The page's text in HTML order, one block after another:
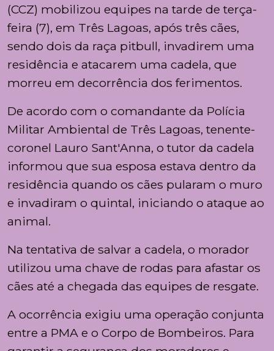
(CCZ) mobilizou equipes na tarde de terça-
feira (7), em Três Lagoas, após três cães,
sendo dois da raça pitbull, invadirem uma
residência e atacarem uma cadela, que
morreu em decorrência dos ferimentos.
De acordo com o comandante da Polícia
Militar Ambiental de Três Lagoas, tenente-
coronel Lauro Sant'Anna, o tutor da cadela
informou que sua esposa estava dentro da
residência quando os cães pularam o muro
e invadiram o quintal, iniciando o ataque ao
animal.
Na tentativa de salvar a cadela, o morador
utilizou uma chave de rodas para afastar os
cães até a chegada das equipes de resgate.
A ocorrência exigiu uma operação conjunta
entre a PMA e o Corpo de Bombeiros. Para